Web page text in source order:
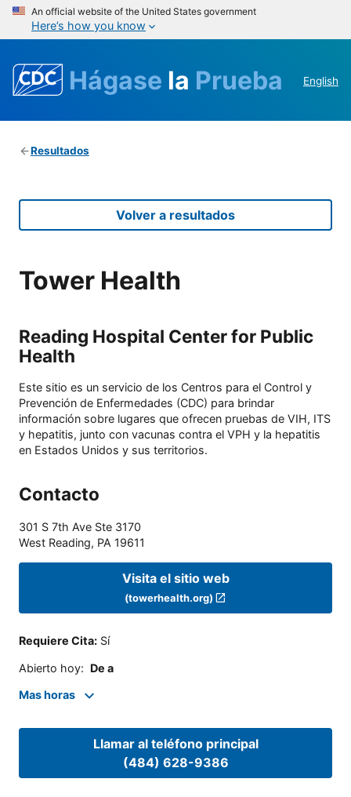
An official website of the United States government
Here’s how you know
Hágase la Prueba English
Resultados
Volver a resultados
Tower Health
Reading Hospital Center for Public
Health
Este sitio es un servicio de los Centros para el Control y
Prevención de Enfermedades (CDC) para brindar
información sobre lugares que ofrecen pruebas de VIH, ITS
y hepatitis, junto con vacunas contra el VPH y la hepatitis
en Estados Unidos y sus territorios.
Contacto
301 S 7th Ave Ste 3170
West Reading, PA 19611
Visita el sitio web
(towerhealth.org)
Requiere Cita: Sí
Abierto hoy: De a
Mas horas
Llamar al teléfono principal
(484) 628-9386